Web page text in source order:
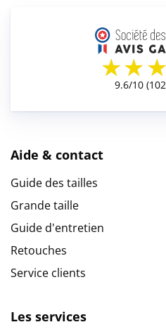
Aide & contact
Guide des tailles
Grande taille
Guide d'entretien
Retouches
Service clients
Les services